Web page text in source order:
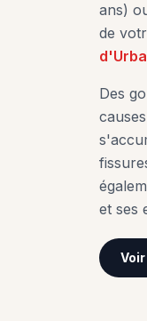
ans)
de
Des
et ses